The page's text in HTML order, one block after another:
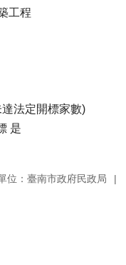
工程
法定開標家數)
是
位：臺南市政府民政局